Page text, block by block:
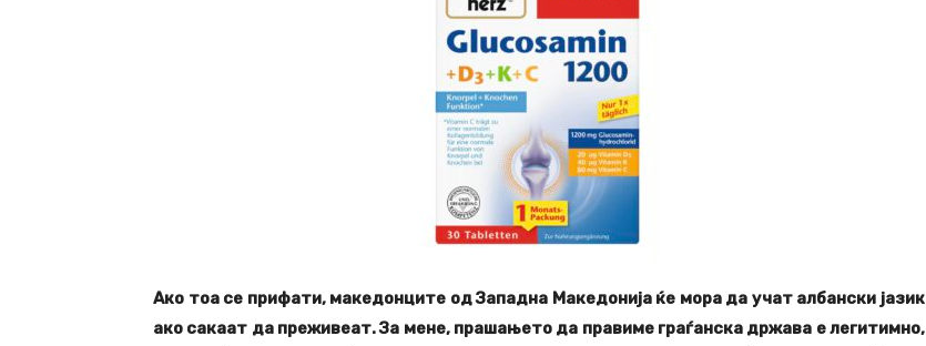
Ако тоа се прифати, македонците од Западна Македонија ќе мора да учат албански јазик
ако сакаат да преживеат. За мене, прашањето да правиме граѓанска држава е легитимно,